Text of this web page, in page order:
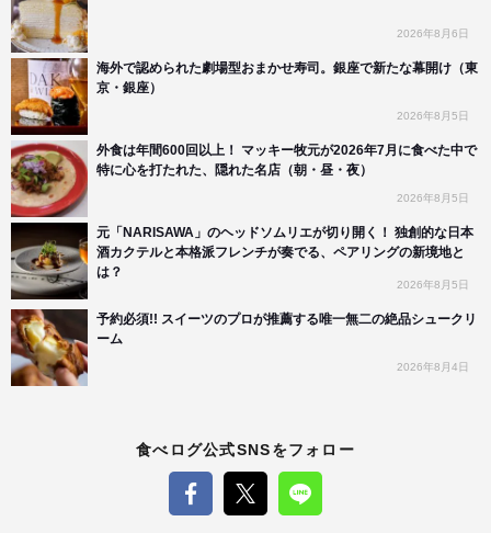
2026年8月6日
海外で認められた劇場型おまかせ寿司。銀座で新たな幕開け（東
京・銀座）
2026年8月5日
外食は年間600回以上！ マッキー牧元が2026年7月に食べた中で
特に心を打たれた、隠れた名店（朝・昼・夜）
2026年8月5日
元「NARISAWA」のヘッドソムリエが切り開く！ 独創的な日本
酒カクテルと本格派フレンチが奏でる、ペアリングの新境地と
は？
2026年8月5日
予約必須!! スイーツのプロが推薦する唯一無二の絶品シュークリ
ーム
2026年8月4日
食べログ公式SNSをフォロー